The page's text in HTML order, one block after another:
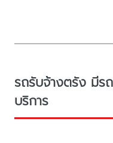
รถรับจ้างตรัง มีรถ
บริการ